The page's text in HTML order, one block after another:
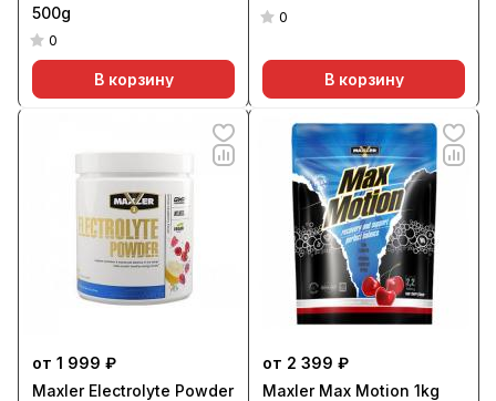
500g
0
В корзину
0
В корзину
от 1 999 ₽
Maxler Electrolyte Powder
от 2 399 ₽
Maxler Max Motion 1kg